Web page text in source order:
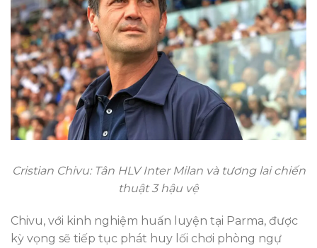
Cristian Chivu: Tân HLV Inter Milan và tương lai chiến
thuật 3 hậu vệ
Chivu, với kinh nghiệm huấn luyện tại Parma, được
kỳ vọng sẽ tiếp tục phát huy lối chơi phòng ngự